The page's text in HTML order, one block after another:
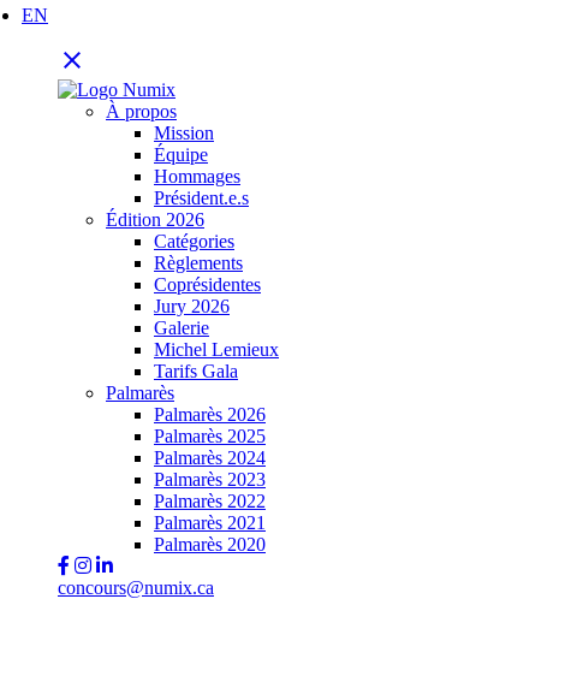
EN
close
À propos
Mission
Équipe
Hommages
Président.e.s
Édition 2026
Catégories
Règlements
Coprésidentes
Jury 2026
Galerie
Michel Lemieux
Tarifs Gala
Palmarès
Palmarès 2026
Palmarès 2025
Palmarès 2024
Palmarès 2023
Palmarès 2022
Palmarès 2021
Palmarès 2020
concours@numix.ca